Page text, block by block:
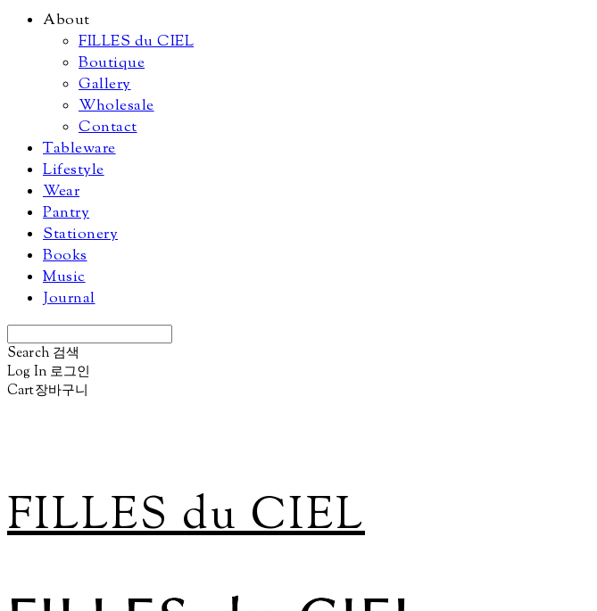
About
FILLES du CIEL
Boutique
Gallery
Wholesale
Contact
Tableware
Lifestyle
Wear
Pantry
Stationery
Books
Music
Journal
Search 검색
Log In 로그인
Cart장바구니
FILLES du CIEL